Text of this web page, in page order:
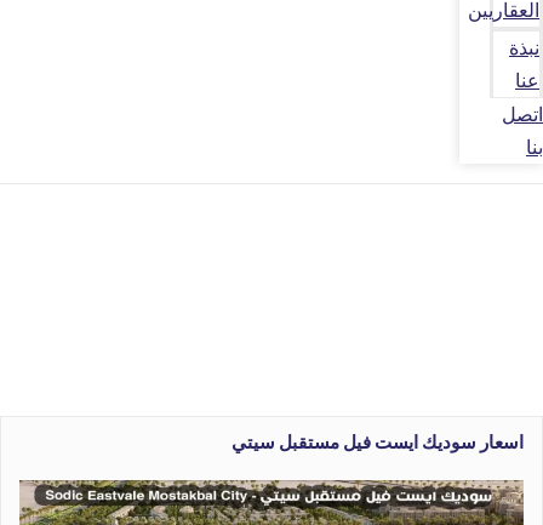
العقاريين
نبذة
عنا
اتصل
بنا
اسعار سوديك ايست فيل مستقبل سيتي